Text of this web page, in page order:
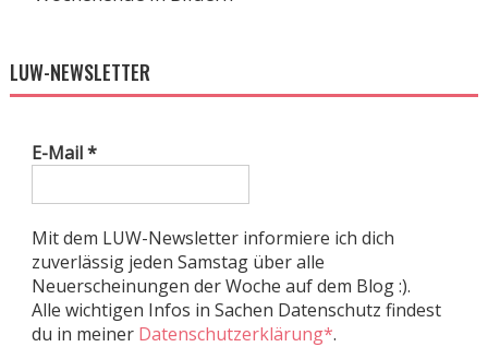
LUW-NEWSLETTER
E-Mail*
Mit dem LUW-Newsletter informiere ich dich
zuverlässig jeden Samstag über alle
Neuerscheinungen der Woche auf dem Blog :).
Alle wichtigen Infos in Sachen Datenschutz findest
du in meiner Datenschutzerklärung*.